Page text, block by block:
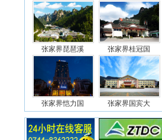
张家界琵琶溪 张家界桂冠国
张家界恺力国 张家界国宾大